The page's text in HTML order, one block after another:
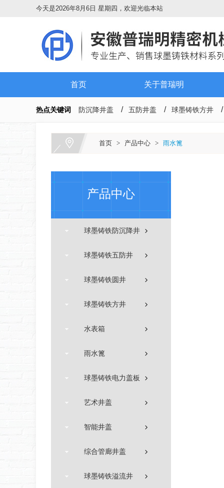
今天是2026年8月6日 星期四，欢迎光临本站
首页 关于普瑞明
热点关键词 防沉降井盖 五防井盖 球墨铸铁方井
首页 > 产品中心 > 雨水篦
产品中心
球墨铸铁防沉降井
球墨铸铁五防井
球墨铸铁圆井
球墨铸铁方井
水表箱
雨水篦
球墨铸铁电力盖板
艺术井盖
智能井盖
综合管廊井盖
球墨铸铁溢流井